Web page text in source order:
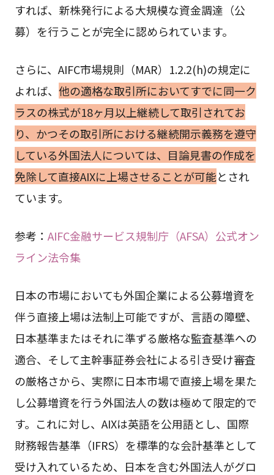
すれば、新株発行による大規模な資金調達（公
募）を行うことが完全に認められています。
さらに、AIFC市場規則（MAR）1.2.2(h)の規定に
よれば、 他の適格な取引所においてすでに同一ク
ラスの株式が18ヶ月以上継続して取引されてお
り、かつその取引所における継続開示義務を遵守
している外国法人については、目論見書の作成を
免除して直接AIXに上場させることが可能とされ
ています。
参考： AIFC金融サービス規制庁（AFSA）公式オン
ライン法令集
日本の市場においても外国企業による公募増資を
伴う直接上場は法制上可能ですが、言語の障壁、
日本基準またはそれに準ずる厳格な監査基準への
適合、そして主幹事証券会社による引き受け審査
の厳格さから、実際に日本市場で直接上場を果た
し公募増資を行う外国法人の数は極めて限定的で
す。これに対し、AIXは英語を公用語とし、国際
財務報告基準（IFRS）を標準的な会計基準として
受け入れているため、日本を含む外国法人がグロ